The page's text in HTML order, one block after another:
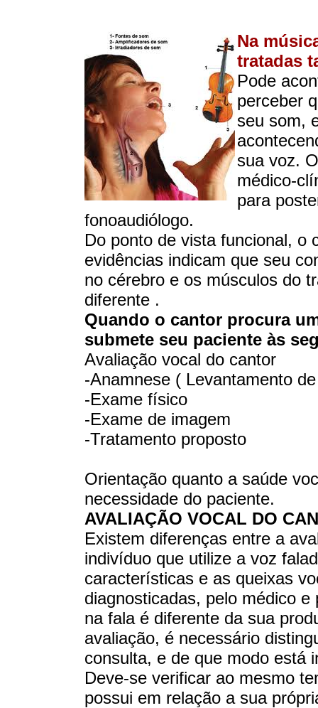
Na
tratadas
Pode
perceber
seu som,
sua voz.
médico-
para
fonoaudiólogo.
Do ponto de vista funcional, o
evidências indicam que seu
no cérebro e os músculos do
diferente .
Quando o cantor procura
submete seu paciente às
Avaliação vocal do cantor
-Anamnese ( Levantamento
-Exame físico
-Exame de imagem
-Tratamento proposto
Orientação quanto a saúde
necessidade do paciente.
AVALIAÇÃO VOCAL DO
Existem diferenças entre a
indivíduo que utilize a voz
características e as queixas
diagnosticadas, pelo médico
na fala é diferente da sua
avaliação, é necessário
consulta, e de que modo está
Deve-se verificar ao mesmo
possui em relação a sua